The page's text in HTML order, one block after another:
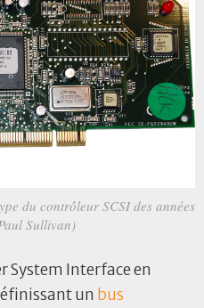
du contrôleur SCSI des années
Sullivan)
System Interface en
un bus